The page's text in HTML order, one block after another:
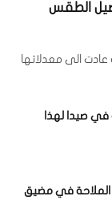
الطقس
الى معدلاتها
في صيدا لهذا
الملاحة في مضيق